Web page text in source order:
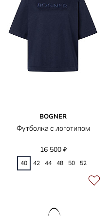
BOGNER
Футболка с логотипом
16 500 ₽
40 42 44 48 50 52